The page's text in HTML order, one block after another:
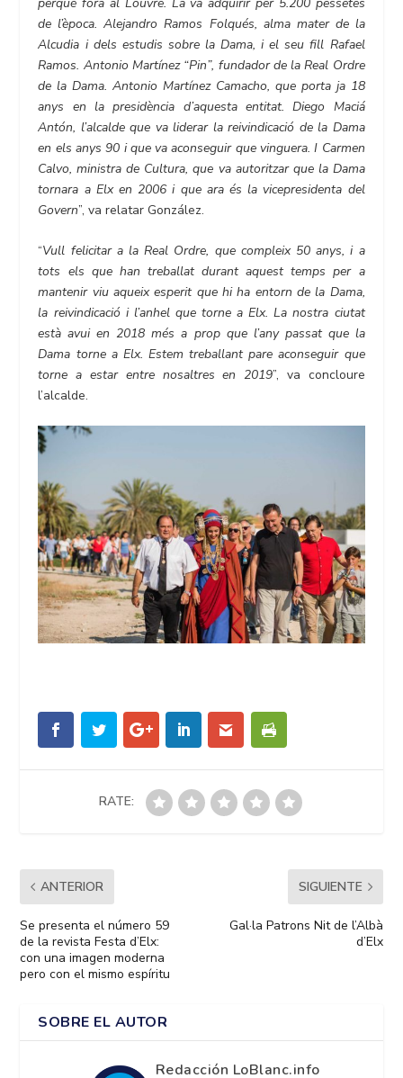
de l’època. Alejandro Ramos Folqués, alma mater de la
Alcudia i dels estudis sobre la Dama, i el seu fill Rafael
Ramos. Antonio Martínez “Pin”, fundador de la Real Ordre
de la Dama. Antonio Martínez Camacho, que porta ja 18
anys en la presidència d’aquesta entitat. Diego Maciá
Antón, l’alcalde que va liderar la reivindicació de la Dama
en els anys 90 i que va aconseguir que vinguera. I Carmen
Calvo, ministra de Cultura, que va autoritzar que la Dama
tornara a Elx en 2006 i que ara és la vicepresidenta del
Govern”, va relatar González.
“Vull felicitar a la Real Ordre, que compleix 50 anys, i a
tots els que han treballat durant aquest temps per a
mantenir viu aqueix esperit que hi ha entorn de la Dama,
la reivindicació i l’anhel que torne a Elx. La nostra ciutat
està avui en 2018 més a prop que l’any passat que la
Dama torne a Elx. Estem treballant pare aconseguir que
torne a estar entre nosaltres en 2019”, va concloure
l’alcalde.
RATE:
ANTERIOR
Se presenta el número 59
de la revista Festa d’Elx:
con una imagen moderna
pero con el mismo espíritu
SIGUIENTE
Gal·la Patrons Nit de l’Albà
d’Elx
SOBRE EL AUTOR
Redacción LoBlanc.info